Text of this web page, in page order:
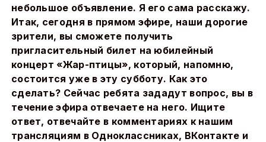
небольшое объявление. Я его сама расскажу.
Итак, сегодня в прямом эфире, наши дорогие
зрители, вы сможете получить
пригласительный билет на юбилейный
концерт «Жар-птицы», который, напомню,
состоится уже в эту субботу. Как это
сделать? Сейчас ребята зададут вопрос, вы в
течение эфира отвечаете на него. Ищите
ответ, отвечайте в комментариях к нашим
трансляциям в Одноклассниках, ВКонтакте и